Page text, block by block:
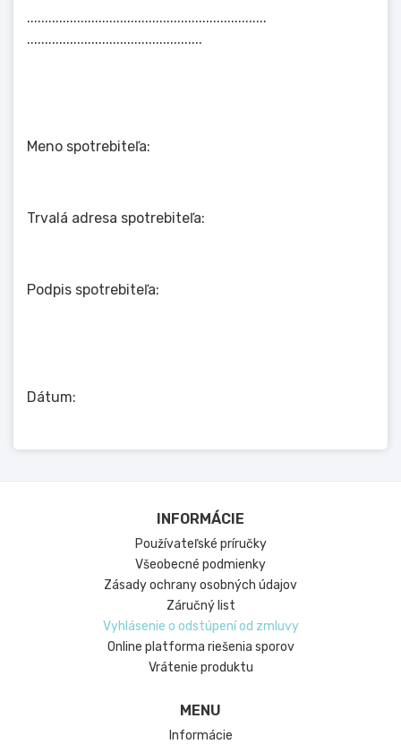
...................................................................
.................................................
Meno spotrebiteľa:
Trvalá adresa spotrebiteľa:
Podpis spotrebiteľa:
Dátum:
INFORMÁCIE
Používateľské príručky
Všeobecné podmienky
Zásady ochrany osobných údajov
Záručný list
Vyhlásenie o odstúpení od zmluvy
Online platforma riešenia sporov
Vrátenie produktu
MENU
Informácie